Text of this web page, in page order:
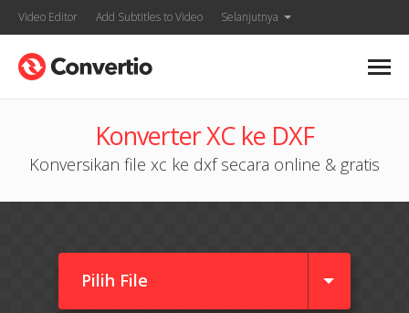
Video Editor Add Subtitles to Video Selanjutnya
Konverter XC ke DXF
Konversikan file xc ke dxf secara online & gratis
Pilih File